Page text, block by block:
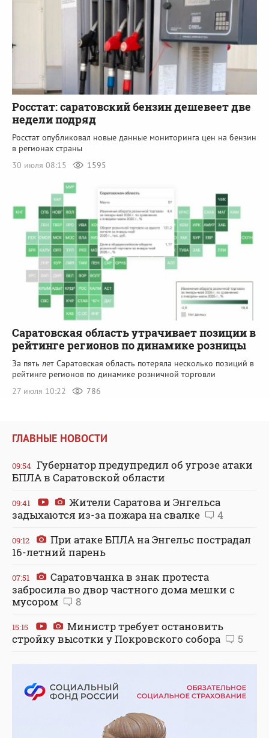
Росстат: саратовский бензин дешевеет две
недели подряд
Росстат опубликовал новые данные мониторинга цен на бензин
в регионах страны
30 июля 08:15
1595
Саратовская область утрачивает позиции в
рейтинге регионов по динамике розницы
За пять лет Саратовская область потеряла несколько позиций в
рейтинге регионов по динамике розничной торговли
27 июля 10:22
786
ГЛАВНЫЕ НОВОСТИ
09:54 Губернатор предупредил об угрозе атаки
БПЛА в Саратовской области
09:41
Жители Саратова и Энгельса
задыхаются из-за пожара на свалке
4
09:12
При атаке БПЛА на Энгельс пострадал
16-летний парень
07:51
Саратовчанка в знак протеста
забросила во двор частного дома мешки с
мусором
8
15:15
Министр требует остановить
стройку высотки у Покровского собора
5